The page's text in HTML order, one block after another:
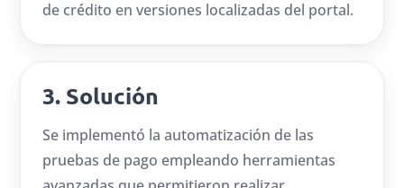
de crédito en versiones localizadas del portal.
3. Solución
Se implementó la automatización de las
pruebas de pago empleando herramientas